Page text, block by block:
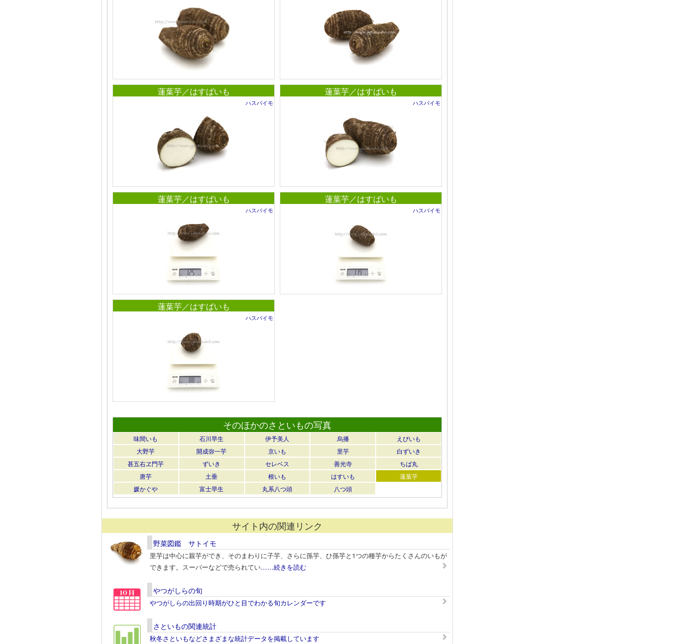
蓮葉芋／はすばいも
ハスバイモ
蓮葉芋／はすばいも
ハスバイモ
蓮葉芋／はすばいも
ハスバイモ
蓮葉芋／はすばいも
ハスバイモ
蓮葉芋／はすばいも
ハスバイモ
そのほかのさといもの写真
味間いも 石川早生 伊予美人 烏播
えびいも
大野芋
開成弥一芋 京いも 里芋
白ずいき
甚五右ヱ門芋
ずいき セレベス 善光寺
ちば丸
唐芋
土垂 根いも はすいも
蓮葉芋
媛かぐや
富士早生 丸系八つ頭 八つ頭
サイト内の関連リンク
野菜図鑑 サトイモ
里芋は中心に親芋ができ、そのまわりに子芋、さらに孫芋、ひ孫芋と1つの種芋からたくさんのいもが
できます。スーパーなどで売られてい……続きを読む
やつがしらの旬
やつがしらの出回り時期がひと目でわかる旬カレンダーです
さといもの関連統計
秋冬さといもなどさまざまな統計データを掲載しています